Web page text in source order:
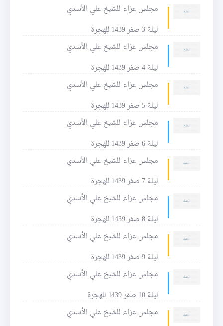
مجلس عزاء للشيخ علي الأسدي
ليلة 3 صفر 1439 للهجرة
مجلس عزاء للشيخ علي الأسدي
ليلة 4 صفر 1439 للهجرة
مجلس عزاء للشيخ علي الأسدي
ليلة 5 صفر 1439 للهجرة
مجلس عزاء للشيخ علي الأسدي
ليلة 6 صفر 1439 للهجرة
مجلس عزاء للشيخ علي الأسدي
ليلة 7 صفر 1439 للهجرة
مجلس عزاء للشيخ علي الأسدي
ليلة 8 صفر 1439 للهجرة
مجلس عزاء للشيخ علي الأسدي
ليلة 9 صفر 1439 للهجرة
مجلس عزاء للشيخ علي الأسدي
ليلة 10 صفر 1439 للهجرة
مجلس عزاء للشيخ علي الأسدي